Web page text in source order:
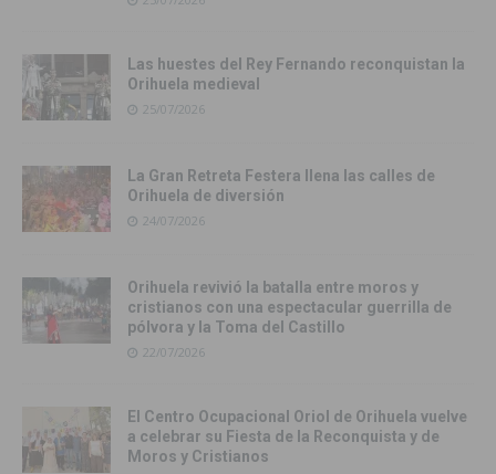
Las huestes del Rey Fernando reconquistan la
Orihuela medieval
25/07/2026
La Gran Retreta Festera llena las calles de
Orihuela de diversión
24/07/2026
Orihuela revivió la batalla entre moros y
cristianos con una espectacular guerrilla de
pólvora y la Toma del Castillo
22/07/2026
El Centro Ocupacional Oriol de Orihuela vuelve
a celebrar su Fiesta de la Reconquista y de
Moros y Cristianos